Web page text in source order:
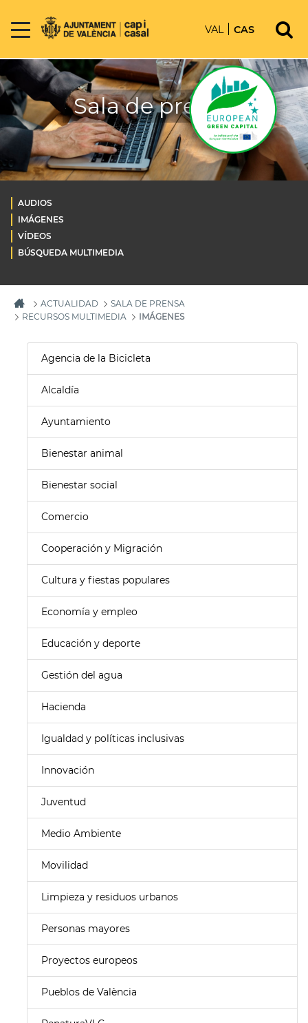
VAL CAS
Sala de prensa
AUDIOS
IMÁGENES
VÍDEOS
BÚSQUEDA MULTIMEDIA
ACTUALIDAD
SALA DE PRENSA
RECURSOS MULTIMEDIA
IMÁGENES
Agencia de la Bicicleta
Alcaldía
Ayuntamiento
Bienestar animal
Bienestar social
Comercio
Cooperación y Migración
Cultura y fiestas populares
Economía y empleo
Educación y deporte
Gestión del agua
Hacienda
Igualdad y políticas inclusivas
Innovación
Juventud
Medio Ambiente
Movilidad
Limpieza y residuos urbanos
Personas mayores
Proyectos europeos
Pueblos de València